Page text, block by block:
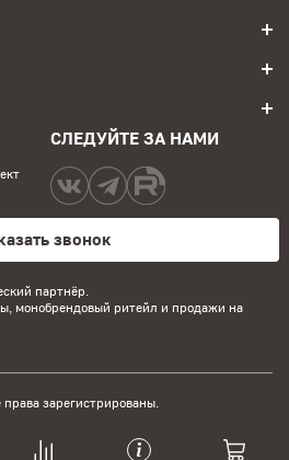
СЛЕДУЙТЕ ЗА НАМИ
звонок
партнёр.
монобрендовый ритейл и продажи на
зарегистрированы.